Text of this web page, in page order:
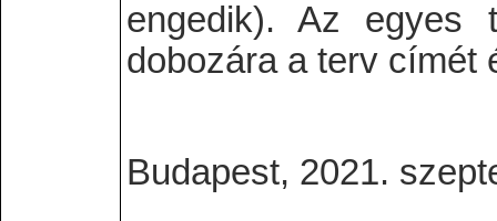
engedik). Az egyes
dobozára a terv címét
Budapest, 2021.